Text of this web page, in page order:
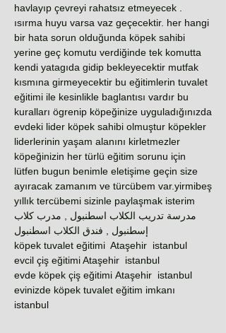
havlayıp çevreyi rahatsız etmeyecek .
ısırma huyu varsa vaz geçecektir. her hangi
bir hata sorun olduğunda köpek sahibi
yerine geç komutu verdiğinde tek komutta
kendi yatagıda gidip bekleyecektir mutfak
kısmına girmeyecektir bu eğitimlerin tuvalet
eğitimi ile kesinlikle baglantısı vardır bu
kuralları ögrenip köpeğinize uyguladığınızda
evdeki lider köpek sahibi olmuştur köpekler
liderlerinin yaşam alanını kirletmezler
köpeğinizin her türlü eğitim sorunu için
lütfen bugun benimle eletişime geçin size
ayıracak zamanım ve türcübem var.yirmibeş
yıllık tercübemi sizinle paylaşmak isterim
مدرسة تدريب الكلاب اسطنبول , مدرب كلاب
إسطنبول , فندق الكلاب اسطنبول
köpek tuvalet eğitimi Ataşehir istanbul
evcil çiş eğitimi Ataşehir istanbul
evde köpek çiş eğitimi Ataşehir istanbul
evinizde köpek tuvalet eğitim imkanı
istanbul